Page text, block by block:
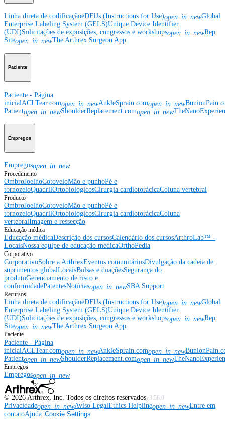
Linha direta de codificaçãoeDFUs (Instructions for Use)open_in_newGlobal
Enterprise Labeling System (GELS)Unique Device Identifier
(UDI)Solicitações de exposições, congressos e workshopsopen_in_newRep
Siteopen_in_newThe Arthrex Surgeon App
Paciente
Paciente - Página
inicialACLTear.comopen_in_newAnkleSprain.comopen_in_new
Patientopen_in_newShoulderReplacement.comopen_in_new
Empregos
Empregosopen_in_new
Procedimento
OmbroJoelhoCotoveloMão e punhoPé e
tornozeloQuadrilOrtobiológicosCirurgia cardiotorácicaColuna vertebral
Producto
OmbroJoelhoCotoveloMão e punhoPé e
tornozeloQuadrilOrtobiológicosCirurgia cardiotorácicaColuna
vertebralImagem e ressecção
Educação médica
Educação médicaDescrição dos cursosCalendário dos cursosArthroLab™ -
LocaisNossa equipe de educação médicaOrthoPedia
Corporativo
CorporativoSobre a ArthrexEventos comunitáriosDivulgação da cadeia de
suprimentos globalLocaisBolsas e doaçõesSegurança do
produtoGerenciamento de risco e
conformidadePatentesNotíciasopen_in_newSBA Support
Recursos
Linha direta de codificaçãoeDFUs (Instructions for Use)open_in_newGlobal
Enterprise Labeling System (GELS)Unique Device Identifier
(UDI)Solicitações de exposições, congressos e workshopsopen_in_newRep
Siteopen_in_newThe Arthrex Surgeon App
Paciente
Paciente - Página
inicialACLTear.comopen_in_newAnkleSprain.comopen_in_new
Patientopen_in_newShoulderReplacement.comopen_in_new
Empregos
Empregosopen_in_new
© 2026 Arthrex, Inc. Todos os direitos reservadosv3.56.0
Privacidadeopen_in_newAviso LegalEthics Helplineopen_in_newEntre em
contatoAjuda Cookie Settings